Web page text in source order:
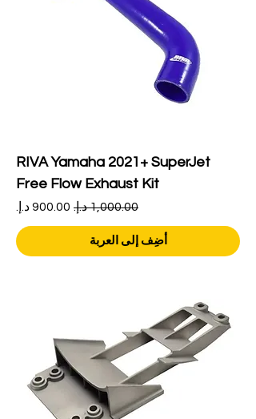
RIVA Yamaha 2021+ SuperJet
Free Flow Exhaust Kit
سعر عادي سعر البيع
أضِف إلى العربة